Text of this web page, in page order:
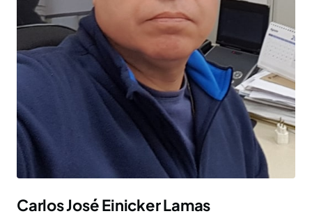
Carlos José Einicker Lamas